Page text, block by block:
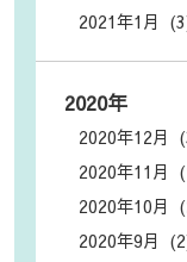
2021年1月
2020年
2020年12月
2020年11月
2020年10月
2020年9月